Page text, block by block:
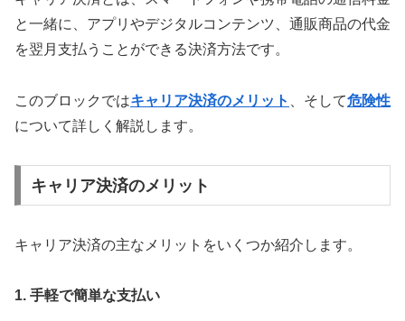
と一緒に、アプリやデジタルコンテンツ、通販商品の代金
を翌月支払うことができる決済方法です。
このブロックではキャリア決済のメリット 、そして危険性
について詳しく解説します。
キャリア決済のメリット
キャリア決済の主なメリットをいくつか紹介します。
1. 手軽で簡単な支払い